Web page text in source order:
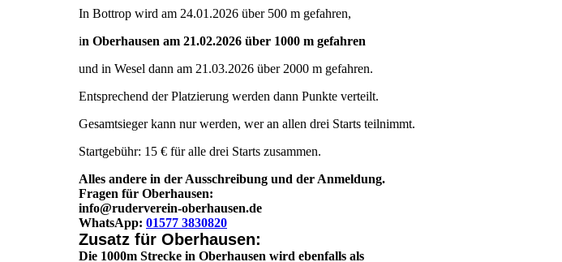
In Bottrop wird am 24.01.2026 über 500 m gefahren,
in Oberhausen am 21.02.2026 über 1000 m gefahren
und in Wesel dann am 21.03.2026 über 2000 m gefahren.
Entsprechend der Platzierung werden dann Punkte verteilt.
Gesamtsieger kann nur werden, wer an allen drei Starts teilnimmt.
Startgebühr: 15 € für alle drei Starts zusammen.
Alles andere in der Ausschreibung und der Anmeldung.
Fragen für Oberhausen:
info@ruderverein-oberhausen.de
WhatsApp: 01577 3830820
Zusatz für Oberhausen:
Die 1000m Strecke in Oberhausen wird ebenfalls als